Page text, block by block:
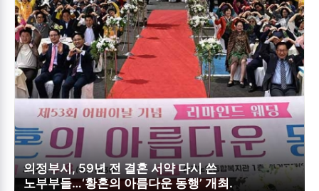
의정부시, 59년 전 결혼 서약 다시 쓴
노부부들…‘황혼의 아름다운 동행’ 개최.